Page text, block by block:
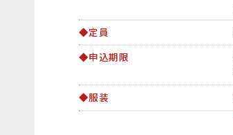
◆定員
◆申込期限
◆服装